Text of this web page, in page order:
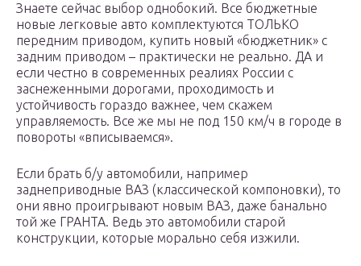
Знаете сейчас выбор однобокий. Все бюджетные
новые легковые авто комплектуются ТОЛЬКО
передним приводом, купить новый «бюджетник» с
задним приводом – практически не реально. ДА и
если честно в современных реалиях России с
заснеженными дорогами, проходимость и
устойчивость гораздо важнее, чем скажем
управляемость. Все же мы не под 150 км/ч в городе в
повороты «вписываемся».
Если брать б/у автомобили, например
заднеприводные ВАЗ (классической компоновки), то
они явно проигрывают новым ВАЗ, даже банально
той же ГРАНТА. Ведь это автомобили старой
конструкции, которые морально себя изжили.